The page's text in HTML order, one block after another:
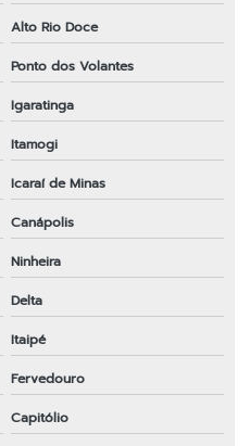
Alto Rio Doce
Ponto dos Volantes
Igaratinga
Itamogi
Icaraí de Minas
Canápolis
Ninheira
Delta
Itaipé
Fervedouro
Capitólio